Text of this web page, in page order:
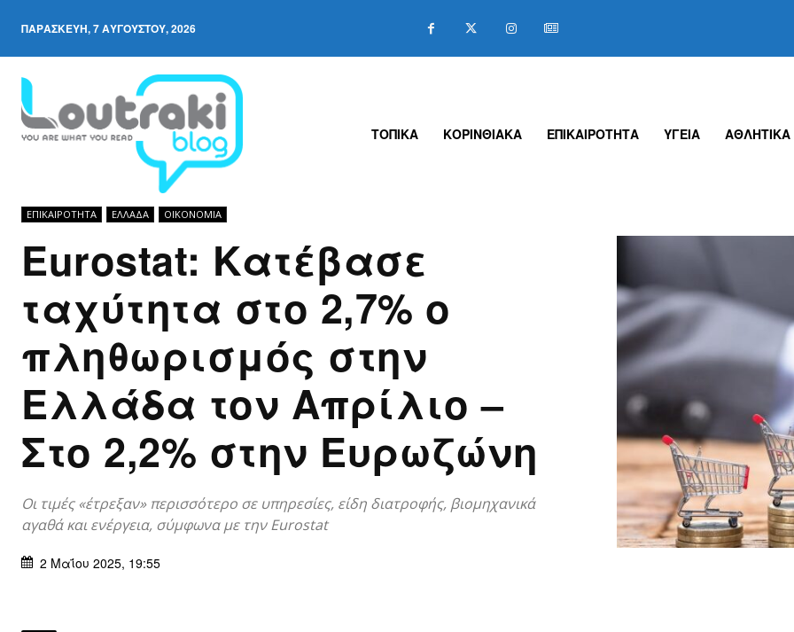
ΠΑΡΑΣΚΕΥΉ, 7 ΑΥΓΟΎΣΤΟΥ, 2026
ΤΟΠΙΚΑ ΚΟΡΙΝΘΙΑΚΑ ΕΠΙΚΑΙΡΟΤΗΤΑ ΥΓΕΙΑ ΑΘΛΗΤΙΚΑ
ΕΠΙΚΑΙΡΟΤΗΤΑ ΕΛΛΆΔΑ ΟΙΚΟΝΟΜΊΑ
Eurostat: Κατέβασε
ταχύτητα στο 2,7% ο
πληθωρισμός στην
Ελλάδα τον Απρίλιο –
Στο 2,2% στην Ευρωζώνη
Οι τιμές «έτρεξαν» περισσότερο σε υπηρεσίες, είδη διατροφής, βιομηχανικά
αγαθά και ενέργεια, σύμφωνα με την Eurostat
2 Μαΐου 2025, 19:55